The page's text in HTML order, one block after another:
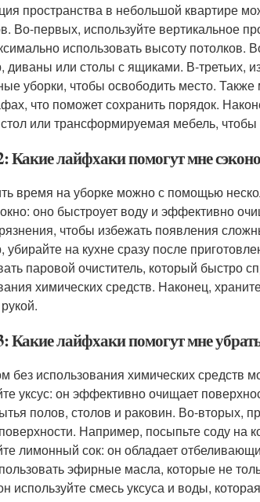
пространства в небольшой квартире
Во-первых, используйте вертикальное
использовать высоту
диваны или столы с ящиками. В-третьих,
уборки, чтобы освободить место.
что поможет сохранить порядок.
или трансформируемая мебель, чтобы
Какие лайфхаки помогут мне
время на уборке можно с помощью
оно быстроует воду и эффективно
чтобы избежать появления
убирайте на кухне сразу после
паровой очиститель, который быстро
химических средств. Наконец,
Какие лайфхаки помогут мне
без использования химических
уксус: он эффективно очищает
полов, столов и раковин. Во-вторых,
Например, посыпьте соду на
лимонный сок: он обладает
эфирные масла, которые не
используйте смесь уксуса и воды,